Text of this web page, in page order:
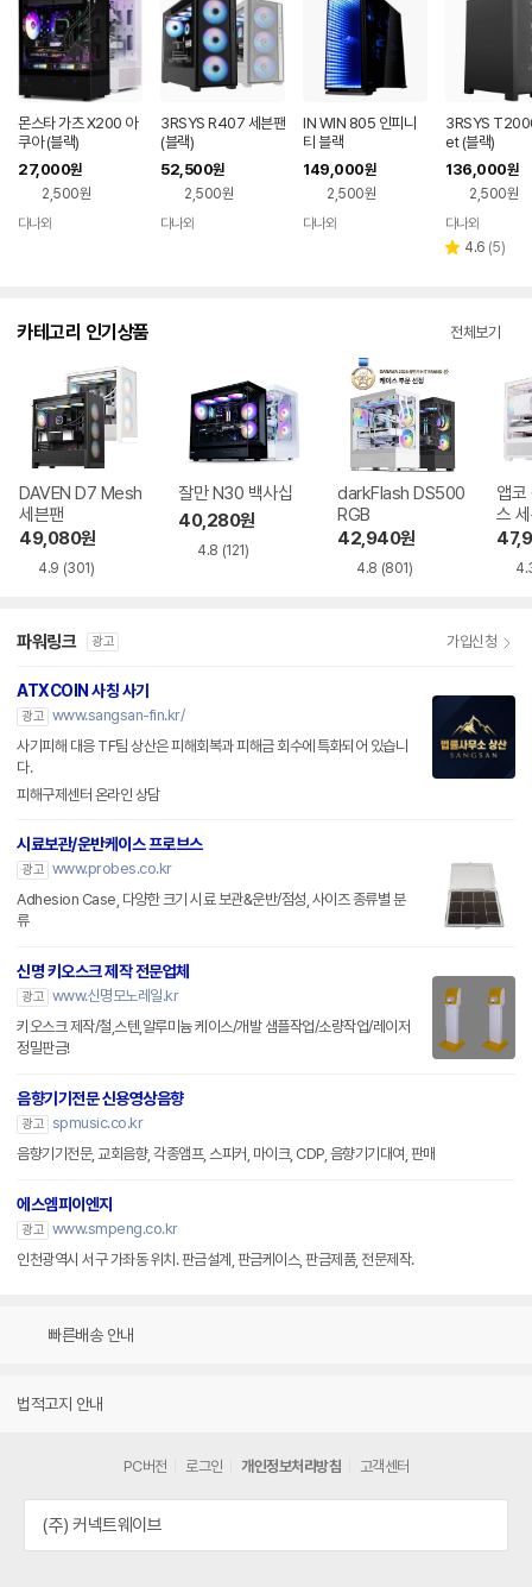
몬스타 가츠 X200 아
쿠아 (블랙)
27,000원
2,500원
다나와
3RSYS R407 세븐팬
(블랙)
52,500원
2,500원
다나와
IN WIN 805 인피니
티 블랙
149,000원
2,500원
다나와
3RSYS
et (블랙)
136,000원
2,500원
페이
다나와
별 4.6 리
(5)
카테고리 인기상품 전체보기
DAVEN D7 Mesh
세븐팬
49,080원
4.9 (301)
잘만 N30 백사십
40,280원
4.8 (121)
darkFlash DS500
RGB
42,940원
4.8 (801)
앱코
스
파워링크 광고 가입신청
ATXCOIN 사칭 사기
광고 www.sangsan-fin.kr/
사기피해 대응 TF팀 상산은 피해회복과 피해금 회수에 특화되어 있습니
다.
피해구제센터 온라인 상담
시료보관/운반케이스 프로브스
광고 www.probes.co.kr
Adhesion Case, 다양한 크기 시료 보관&운반/점성, 사이즈 종류별 분
류
신명 키오스크 제작 전문업체
광고 www.신명모노레일.kr
키오스크 제작/철,스텐,알루미늄 케이스/개발 샘플작업/소량작업/레이저
정밀판금!
음향기기전문 신용영상음향
광고 spmusic.co.kr
음향기기전문, 교회음향, 각종앰프, 스피커, 마이크, CDP, 음향기기대여, 판매
에스엠피이엔지
광고 www.smpeng.co.kr
인천광역시 서구 가좌동 위치. 판금설계, 판금케이스, 판금제품, 전문제작.
빠른배송 안내
법적고지 안내
PC버전 로그인 개인정보처리방침 고객센터
(주) 커넥트웨이브